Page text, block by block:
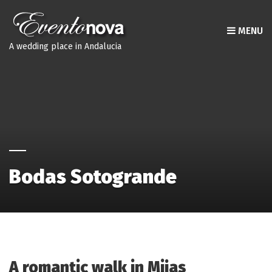
A wedding place in Andalucia
MENU
Bodas Sotogrande
A romantic walk in Mijas